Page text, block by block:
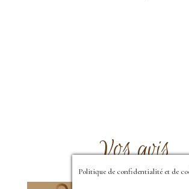
Vos avis
Politique de confidentialité et de